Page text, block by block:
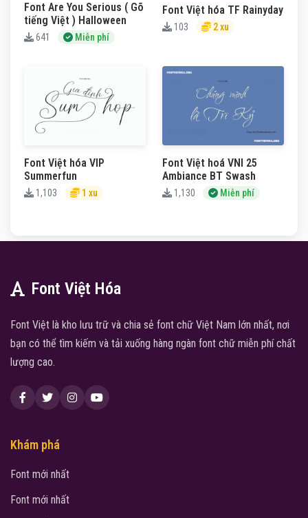
Font Are You Serious ( Gõ
tiếng Việt ) Halloween
641 Miễn phí
Font Việt hóa TF Rainyday
103 2 xu
Font Việt hóa VIP
Summerfun
1,103 1 xu
Font Việt hoá VNI 25
Ambiance BT Swash
1,130 Miễn phí
Font Việt Hóa
Font Việt là kho lưu trữ và chia sẻ font chữ Việt Nam lớn nhất, nơi
bạn có thể tìm kiếm và tải xuống hàng ngàn font chữ miễn phí chất
lượng cao.
Khám phá
Font mới nhất
Font mới nhất